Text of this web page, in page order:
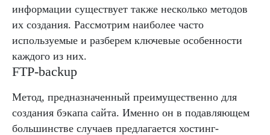
информации существует также несколько методов
их создания. Рассмотрим наиболее часто
используемые и разберем ключевые особенности
каждого из них.
FTP-backup
Метод, предназначенный преимущественно для
создания бэкапа сайта. Именно он в подавляющем
большинстве случаев предлагается хостинг-